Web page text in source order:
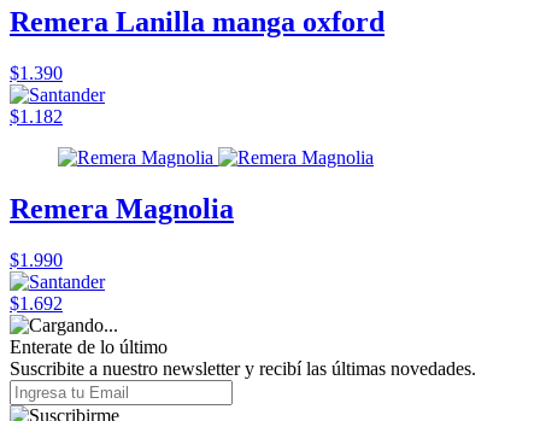
Remera Lanilla manga oxford
$1.390
$1.182
Remera Magnolia
$1.990
$1.692
Enterate de lo último
Suscribite a nuestro newsletter y recibí las últimas novedades.